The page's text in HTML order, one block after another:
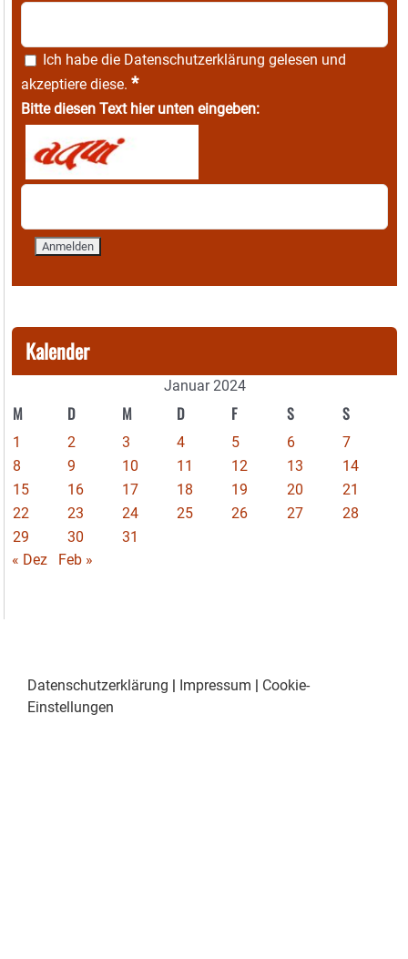
Ich habe die Datenschutzerklärung gelesen und
akzeptiere diese. *
Bitte diesen Text hier unten eingeben:
Kalender
Januar 2024
M D M D F S S
1 2 3 4 5 6
7
8
9 10 11 12 13
14
15
16 17 18 19 20
21
22
23 24 25 26 27
28
29
30
31
« Dez
Feb »
Datenschutzerklärung | Impressum | Cookie-
Einstellungen